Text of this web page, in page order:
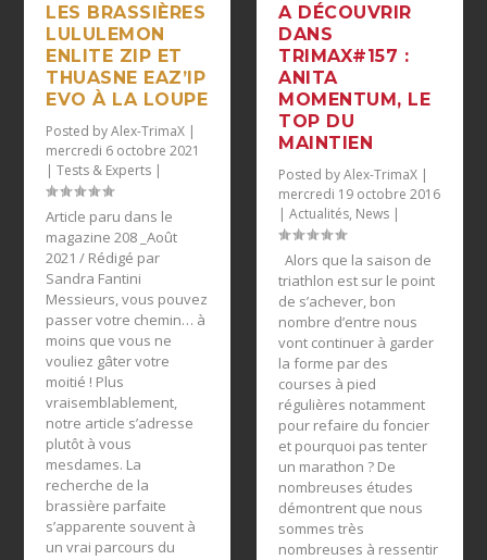
LES BRASSIÈRES
LULULEMON
ENLITE ZIP ET
THUASNE EAZ’IP
EVO À LA LOUPE
Posted byAlex-TrimaX |
mercredi 6 octobre 2021
|Tests & Experts |
Article paru dans le
magazine 208 _Août
2021 / Rédigé par
Sandra Fantini
Messieurs, vous pouvez
passer votre chemin… à
moins que vous ne
vouliez gâter votre
moitié ! Plus
vraisemblablement,
notre article s’adresse
plutôt à vous
mesdames. La
recherche de la
brassière parfaite
s’apparente souvent à
un vrai parcours du
A DÉCOUVRIR
DANS
TRIMAX#157 :
ANITA
MOMENTUM, LE
TOP DU
MAINTIEN
Posted byAlex-TrimaX |
mercredi 19 octobre 2016
| Actualités, News |
Alors que la saison de
triathlon est sur le point
de s’achever, bon
nombre d’entre nous
vont continuer à garder
la forme par des
courses à pied
régulières notamment
pour refaire du foncier
et pourquoi pas tenter
un marathon ? De
nombreuses études
démontrent que nous
sommes très
nombreuses à ressentir